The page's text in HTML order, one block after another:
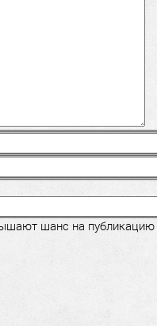
шанс на публикацию